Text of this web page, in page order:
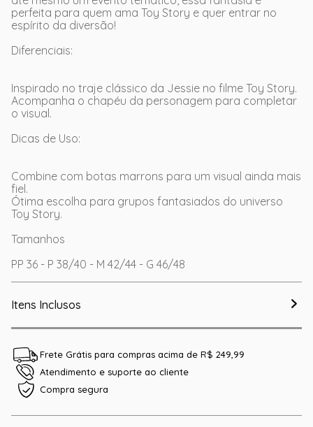
perfeita para quem ama Toy Story e quer entrar no
espírito da diversão!
Diferenciais:
Inspirado no traje clássico da Jessie no filme Toy Story.
Acompanha o chapéu da personagem para completar
o visual.
Dicas de Uso:
Combine com botas marrons para um visual ainda mais
fiel.
Ótima escolha para grupos fantasiados do universo
Toy Story.
Tamanhos
PP 36 - P 38/40 - M 42/44 - G 46/48
Itens Inclusos
Frete Grátis para compras acima de R$ 249,99
Atendimento e suporte ao cliente
Compra segura